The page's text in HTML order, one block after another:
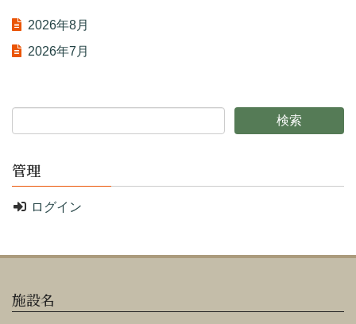
2026年8月
2026年7月
管理
ログイン
施設名